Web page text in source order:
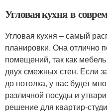
Угловая кухня в
Угловая кухня – самый
планировки. Она отлично
помещений, так как
двух смежных стен. Если
до потолка, у вас будет
различной посуды и
решение для квартир-